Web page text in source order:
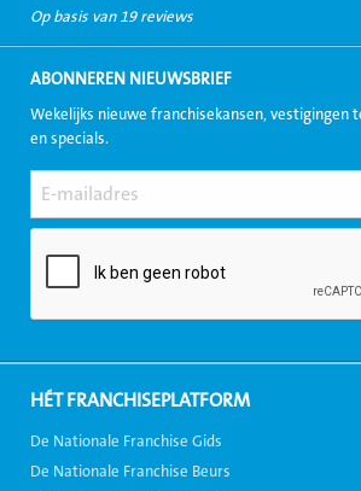
Op basis van 19 reviews
ABONNEREN NIEUWSBRIEF
Wekelijks nieuwe franchisekansen, vestigingen
en specials.
HÉT FRANCHISEPLATFORM
De Nationale Franchise Gids
De Nationale Franchise Beurs